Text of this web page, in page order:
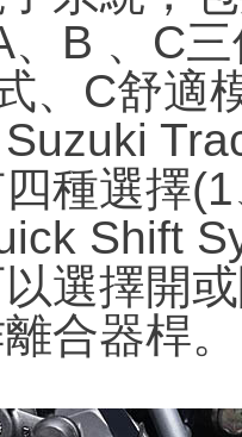
、B 、C
、C舒適
種選擇
Shift
選擇開
合器桿。